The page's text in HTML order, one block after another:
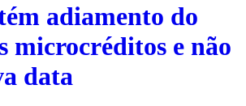
adiamento do
microcréditos e não
data